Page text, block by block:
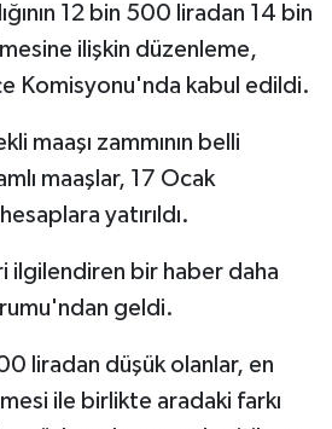
12 bin 500 liradan 14 bin
ilişkin düzenleme,
Komisyonu'nda kabul edildi.
maaşı zammının belli
maaşlar, 17 Ocak
yatırıldı.
ilgilendiren bir haber daha
geldi.
liradan düşük olanlar, en
ile birlikte aradaki farkı